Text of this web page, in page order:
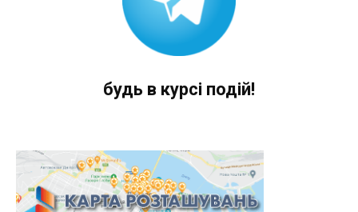
будь в курсі подій!